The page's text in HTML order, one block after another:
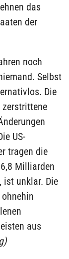
das
der
noch
Selbst
Die
zerstrittene
US-
tragen die
Milliarden
ist unklar. Die
aus